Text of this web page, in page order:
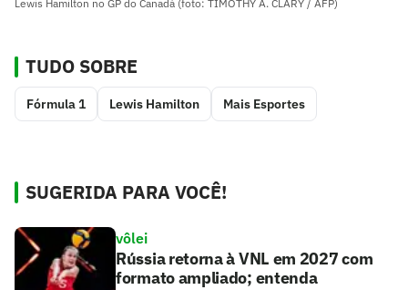
Lewis Hamilton no GP do Canadá (foto: TIMOTHY A. CLARY / AFP)
TUDO SOBRE
Fórmula 1 Lewis Hamilton Mais Esportes
SUGERIDA PARA VOCÊ!
vôlei
Rússia retorna à VNL em 2027 com
formato ampliado; entenda